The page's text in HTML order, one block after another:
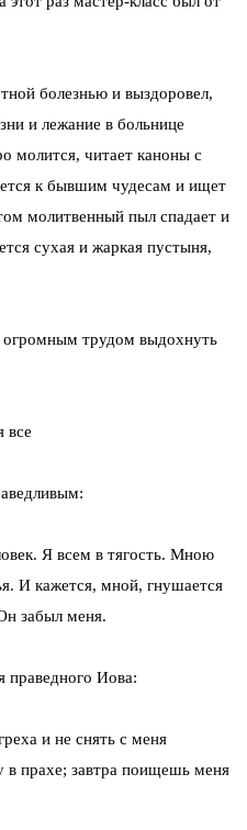
болезнью и выздоровел,
и лежание в больнице
молится, читает каноны с
к бывшим чудесам и ищет
молитвенный пыл спадает и
сухая и жаркая пустыня,
огромным трудом выдохнуть
все
Я всем в тягость. Мною
И кажется, мной, гнушается
забыл меня.
праведного Иова:
и не снять с меня
в прахе; завтра поищешь меня